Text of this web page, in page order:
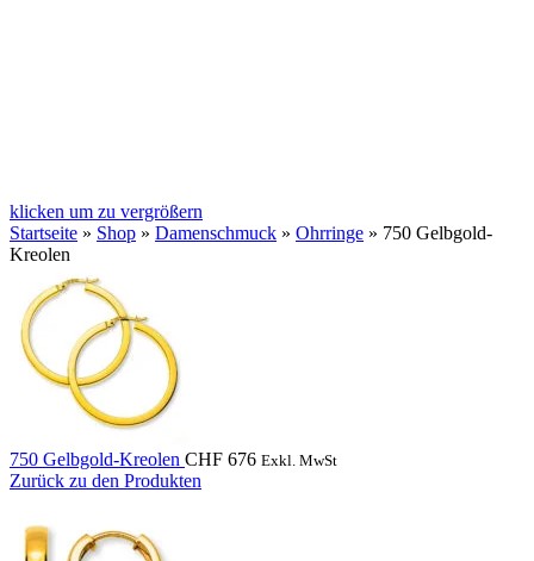
klicken um zu vergrößern
Startseite » Shop » Damenschmuck » Ohrringe » 750 Gelbgold-
Kreolen
750 Gelbgold-Kreolen CHF 676 Exkl. MwSt
Zurück zu den Produkten